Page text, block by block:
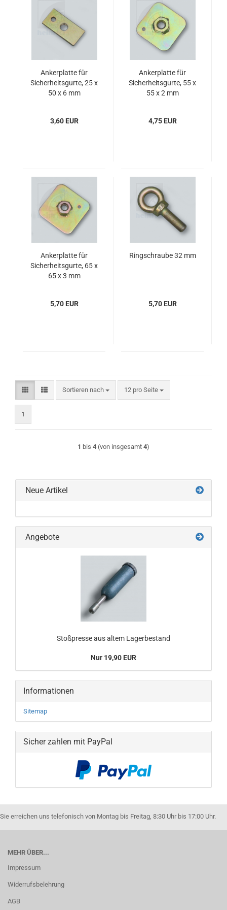
Ankerplatte für
Sicherheitsgurte, 25 x
50 x 6 mm
3,60 EUR
Ankerplatte für
Sicherheitsgurte, 55 x
55 x 2 mm
4,75 EUR
Ankerplatte für
Sicherheitsgurte, 65 x
65 x 3 mm
5,70 EUR
Ringschraube 32 mm
5,70 EUR
Sortieren nach
Sortieren nach 12 pro Seite
pro Seite
1
1 bis 4 (von insgesamt 4)
Neue Artikel
Angebote
Stoßpresse aus altem Lagerbestand
Nur 19,90 EUR
Informationen
Sitemap
Sicher zahlen mit PayPal
Sie erreichen uns telefonisch von Montag bis Freitag, 8:30 Uhr bis 17:00 Uhr.
MEHR ÜBER...
Impressum
Widerrufsbelehrung
AGB